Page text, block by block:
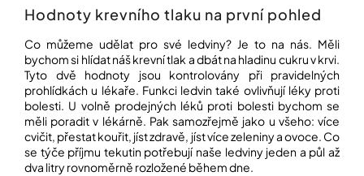
Hodnoty krevního tlaku na první pohled
Co můžeme udělat pro své ledviny? Je to na nás. Měli
bychom si hlídat náš krevní tlak a dbát na hladinu cukru v krvi.
Tyto dvě hodnoty jsou kontrolovány při pravidelných
prohlídkách u lékaře. Funkci ledvin také ovlivňují léky proti
bolesti. U volně prodejných léků proti bolesti bychom se
měli poradit v lékárně. Pak samozřejmě jako u všeho: více
cvičit, přestat kouřit, jíst zdravě, jíst více zeleniny a ovoce. Co
se týče příjmu tekutin potřebují naše ledviny jeden a půl až
dva litry rovnoměrně rozložené během dne.